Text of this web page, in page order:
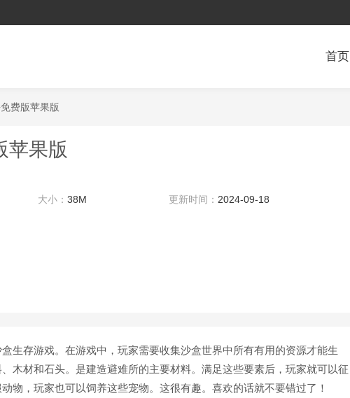
首页
费版苹果版
苹果版
大小：38M 更新时间： 2024-09-18
生存游戏。在游戏中，玩家需要收集沙盒世界中所有有用的资源才能生
木材和石头。是建造避难所的主要材料。满足这些要素后，玩家就可以征
物，玩家也可以饲养这些宠物。这很有趣。喜欢的话就不要错过了！